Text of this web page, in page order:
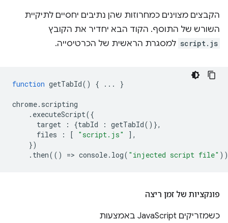
הקבצים מצוינים כמחרוזות שהן נתיבים יחסיים לתיקיית
השורש של התוסף. הקוד הבא יחדיר את הקובץ
script.js למסגרת הראשית של הכרטיסייה.
function getTabId() { ... }
chrome. scripting
. executeScript({
target
: {tabId : getTabId()},
files
: [ "script.js"
],
})
. then(() => console. log( "injected script file"
פונקציות של זמן ריצה
כשמזריקים JavaScript באמצעות